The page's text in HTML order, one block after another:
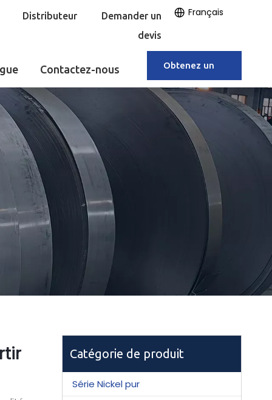
Distributeur
Demander un
devis
Français
Contactez-nous Obtenez un
devis
Catégorie de produit
Série Nickel pur